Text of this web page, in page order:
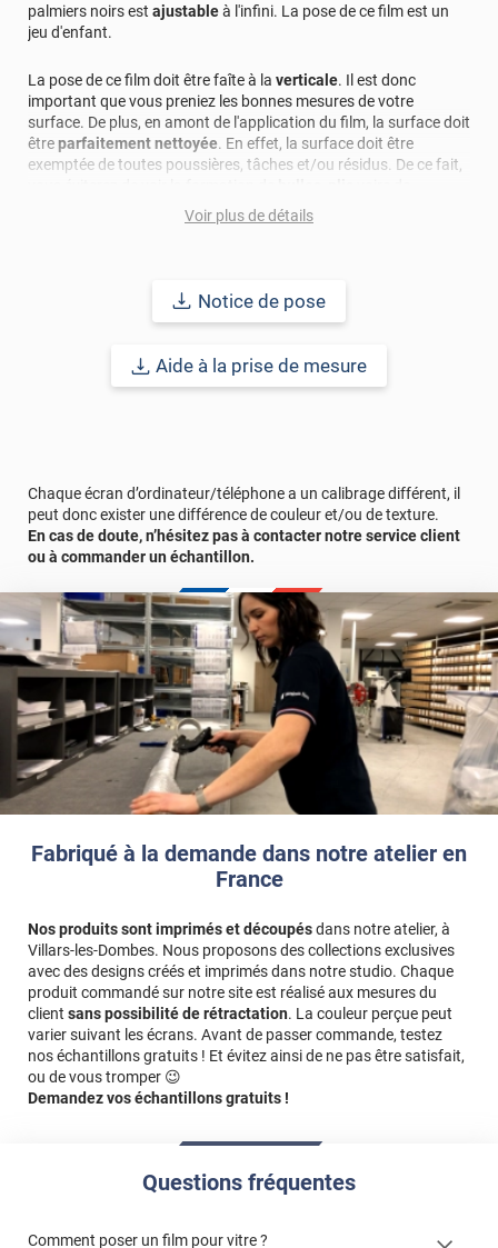
Fabriqué à la demande dans notre atelier en
France
Nos produits sont imprimés et découpésdans notre atelier, à
Villars-les-Dombes. Nous proposons des collections exclusives
avec des designs créés et imprimés dans notre studio. Chaque
produit commandé sur notre site est réalisé aux mesures du
client sans possibilité de rétractation. La couleur perçue peut
varier suivant les écrans. Avant de passer commande, testez
nos échantillons gratuits ! Et évitez ainsi de ne pas être satisfait,
ou de vous tromper 😉
Demandez vos échantillons gratuits !
Questions fréquentes
Comment poser un film pour vitre ?
palmiers noirs est ajustableà l'infini. La pose de ce film est un
jeu d'enfant.
La pose de ce film doit être faîte à la verticale. Il est donc
important que vous preniez les bonnes mesures de votre
surface. De plus, en amont de l'application du film, la surface doit
êtreparfaitement nettoyée. En effet, la surface doit être
exemptée de toutes poussières, tâches et/ou résidus. De ce fait,
En cas de pose sur de grands vitrages, des raccords entre films
une légère variation de l’effet dichroïque. Nous vous
recommandons de le prendre en compte pour vos projets
Voir plus de détails
Notice de pose
Aide à la prise de mesure
Chaque écran d’ordinateur/téléphone a un calibrage différent, il
peut donc exister une différence de couleur et/ou de texture.
En cas de doute, n’hésitez pas à contacter notre service client
ou à commander un échantillon.